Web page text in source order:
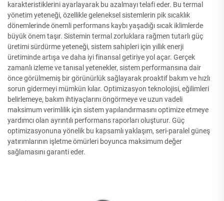
karakteristiklerini ayarlayarak bu azalmayı telafi eder. Bu termal
yönetim yeteneği, özellikle geleneksel sistemlerin pik sıcaklık
dönemlerinde önemli performans kaybı yaşadığı sıcak iklimlerde
büyük önem taşır. Sistemin termal zorluklara rağmen tutarlı güç
üretimi sürdürme yeteneği, sistem sahipleri için yıllık enerji
üretiminde artışa ve daha iyi finansal getiriye yol açar. Gerçek
zamanlı izleme ve tanısal yetenekler, sistem performansına dair
önce görülmemiş bir görünürlük sağlayarak proaktif bakım ve hızlı
sorun gidermeyi mümkün kılar. Optimizasyon teknolojisi, eğilimleri
belirlemeye, bakım ihtiyaçlarını öngörmeye ve uzun vadeli
maksimum verimlilik için sistem yapılandırmasını optimize etmeye
yardımcı olan ayrıntılı performans raporları oluşturur. Güç
optimizasyonuna yönelik bu kapsamlı yaklaşım, seri-paralel güneş
yatırımlarının işletme ömürleri boyunca maksimum değer
sağlamasını garanti eder.